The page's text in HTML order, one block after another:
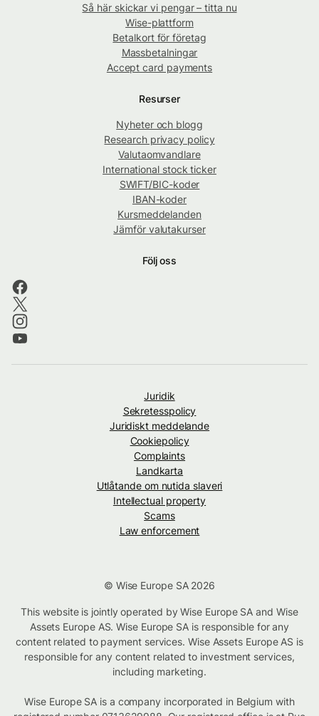
Så här skickar vi pengar – titta nu
Wise-plattform
Betalkort för företag
Massbetalningar
Accept card payments
Resurser
Nyheter och blogg
Research privacy policy
Valutaomvandlare
International stock ticker
SWIFT/BIC-koder
IBAN-koder
Kursmeddelanden
Jämför valutakurser
Följ oss
Juridik
Sekretesspolicy
Juridiskt meddelande
Cookiepolicy
Complaints
Landkarta
Utlåtande om nutida slaveri
Intellectual property
Scams
Law enforcement
© Wise Europe SA 2026
This website is jointly operated by Wise Europe SA and Wise
Assets Europe AS. Wise Europe SA is responsible for any
content related to payment services. Wise Assets Europe AS is
responsible for any content related to investment services,
including marketing.
Wise Europe SA is a company incorporated in Belgium with